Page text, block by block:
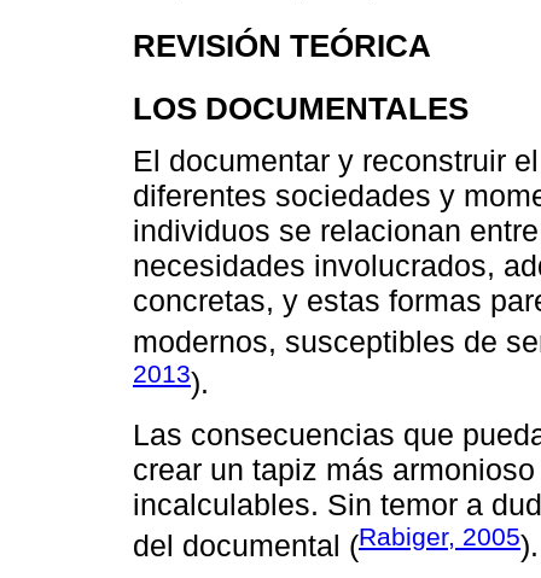
REVISIÓN TEÓRICA
LOS DOCUMENTALES
El documentar y reconstruir
diferentes sociedades y
individuos se relacionan
necesidades involucrados,
concretas, y estas formas
modernos, susceptibles de
2013).
Las consecuencias que
crear un tapiz más
incalculables. Sin temor a
del documental (Rabiger, 2005).